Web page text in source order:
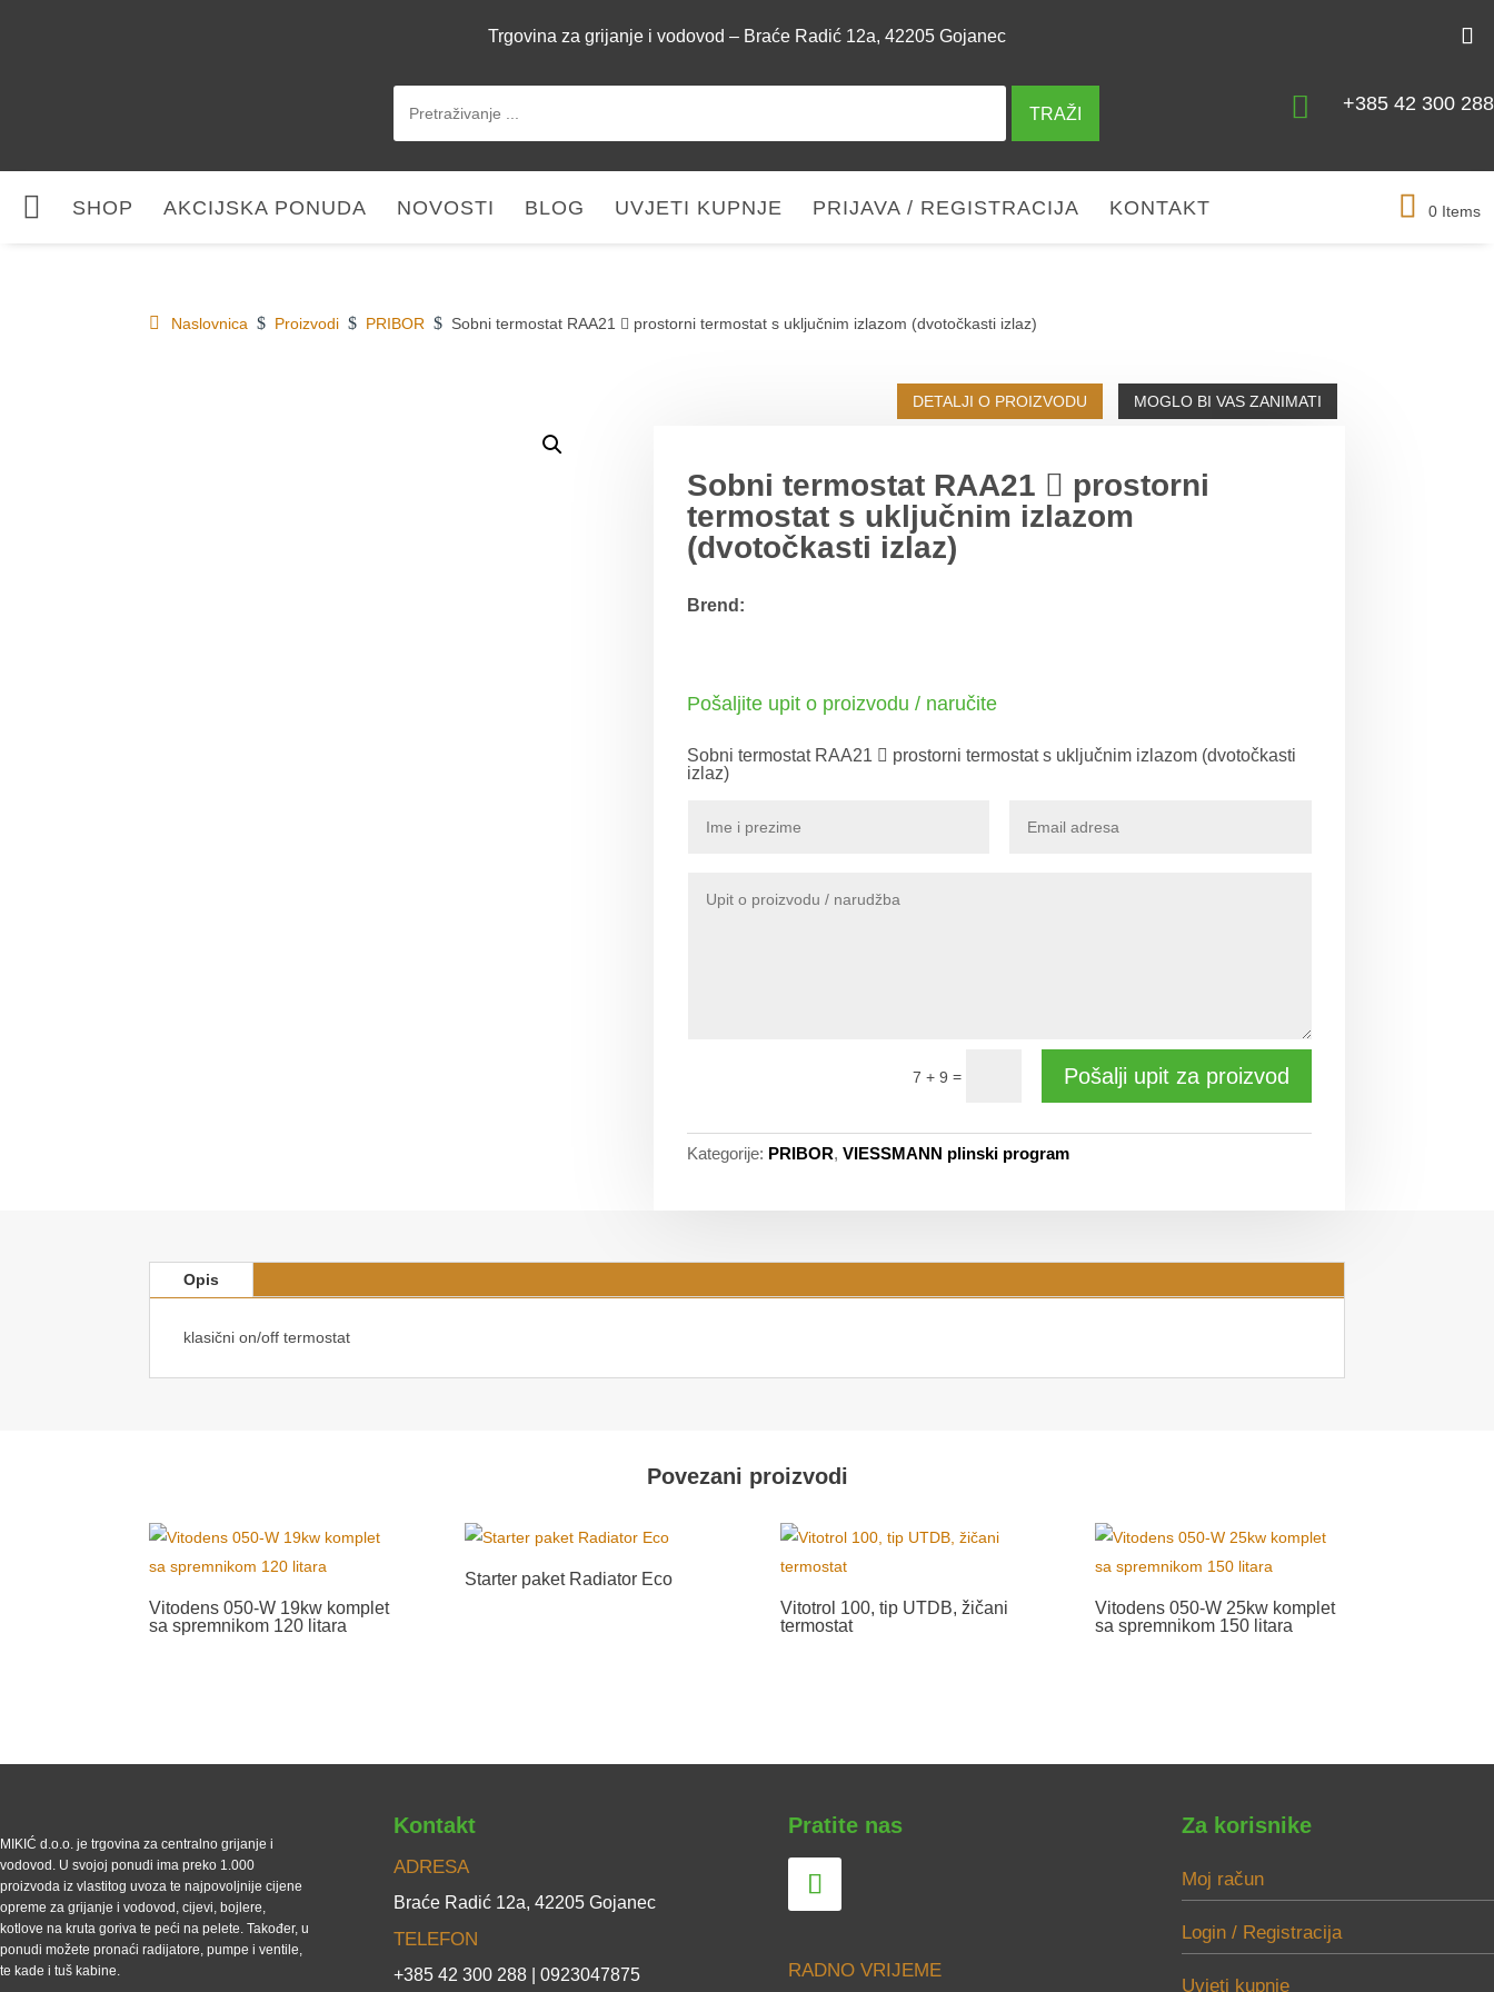
Trgovina za grijanje i vodovod – Braće Radić 12a, 42205 Gojanec
TRAŽI  +385 42 300 288
 SHOP AKCIJSKA PONUDA NOVOSTI BLOG UVJETI KUPNJE PRIJAVA / REGISTRACIJA KONTAKT 0 Items
Naslovnica $ Proizvodi $ PRIBOR $ Sobni termostat RAA21  prostorni termostat s uključnim izlazom (dvotočkasti izlaz)
DETALJI O PROIZVODU MOGLO BI VAS ZANIMATI
Sobni termostat RAA21  prostorni
termostat s uključnim izlazom
(dvotočkasti izlaz)
Brend:
Pošaljite upit o proizvodu / naručite
Sobni termostat RAA21  prostorni termostat s uključnim izlazom (dvotočkasti
izlaz)
7 + 9 = Pošalji upit za proizvod
Kategorije: PRIBOR,VIESSMANN plinski program
Opis
klasični on/off termostat
Povezani proizvodi
Vitodens 050-W 19kw komplet
sa spremnikom 120 litara
Starter paket Radiator Eco
Vitotrol 100, tip UTDB, žičani
termostat
Vitodens 050-W 25kw komplet
sa spremnikom 150 litara
MIKIĆ d.o.o. je trgovina za centralno grijanje i
vodovod. U svojoj ponudi ima preko 1.000
proizvoda iz vlastitog uvoza te najpovoljnije cijene
opreme za grijanje i vodovod, cijevi, bojlere,
kotlove na kruta goriva te peći na pelete. Također, u
ponudi možete pronaći radijatore, pumpe i ventile,
te kade i tuš kabine.
Kontakt
ADRESA
Braće Radić 12a, 42205 Gojanec
TELEFON
+385 42 300 288 | 0923047875
Pratite nas
RADNO VRIJEME
Za korisnike
Moj račun
Login / Registracija
Uvjeti kupnje